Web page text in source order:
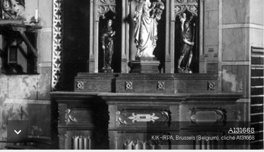
A131668
KIK-IRPA, Brussels (Belgium), cliché A131668